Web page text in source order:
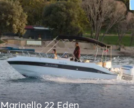
Marinello 22 Eden